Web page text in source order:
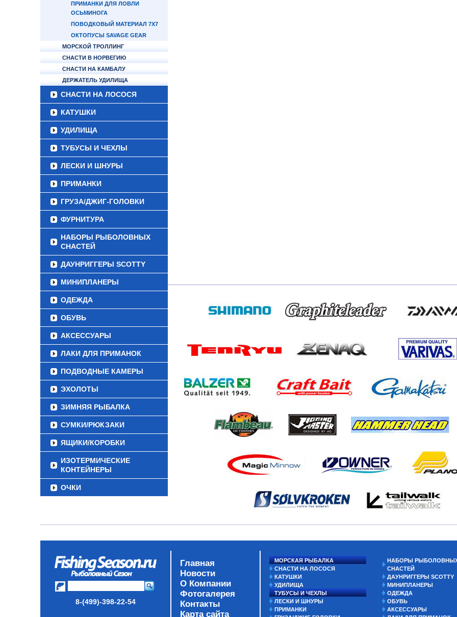
ПРИМАНКИ ДЛЯ ЛОВЛИ
ОСЬМИНОГА
ПОВОДКОВЫЙ МАТЕРИАЛ 7Х7
ОКТОПУСЫ SAVAGE GEAR
МОРСКОЙ ТРОЛЛИНГ
СНАСТИ В НОРВЕГИЮ
СНАСТИ НА КАМБАЛУ
ДЕРЖАТЕЛЬ УДИЛИЩА
СНАСТИ НА ЛОСОСЯ
КАТУШКИ
УДИЛИЩА
ТУБУСЫ И ЧЕХЛЫ
ЛЕСКИ И ШНУРЫ
ПРИМАНКИ
ГРУЗА/ДЖИГ-ГОЛОВКИ
ФУРНИТУРА
НАБОРЫ РЫБОЛОВНЫХ
СНАСТЕЙ
ДАУНРИГГЕРЫ SCOTTY
МИНИПЛАНЕРЫ
ОДЕЖДА
ОБУВЬ
АКСЕССУАРЫ
ЛАКИ ДЛЯ ПРИМАНОК
ПОДВОДНЫЕ КАМЕРЫ
ЭХОЛОТЫ
ЗИМНЯЯ РЫБАЛКА
СУМКИ/РЮКЗАКИ
ЯЩИКИ/КОРОБКИ
ИЗОТЕРМИЧЕСКИЕ
КОНТЕЙНЕРЫ
ОЧКИ
8-(499)-398-22-54
Главная
Новости
О Компании
Фотогалерея
Контакты
Карта сайта
МОРСКАЯ РЫБАЛКА
СНАСТИ НА ЛОСОСЯ
КАТУШКИ
УДИЛИЩА
ТУБУСЫ И ЧЕХЛЫ
ЛЕСКИ И ШНУРЫ
ПРИМАНКИ
НАБОРЫ
СНАСТЕЙ
ДАУНРИГГЕРЫ SCOTTY
МИНИПЛАНЕРЫ
ОДЕЖДА
ОБУВЬ
АКСЕССУАРЫ